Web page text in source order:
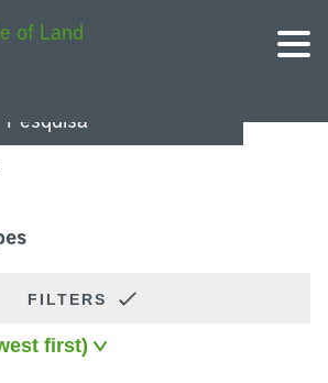
Pesquisa
FILTERS